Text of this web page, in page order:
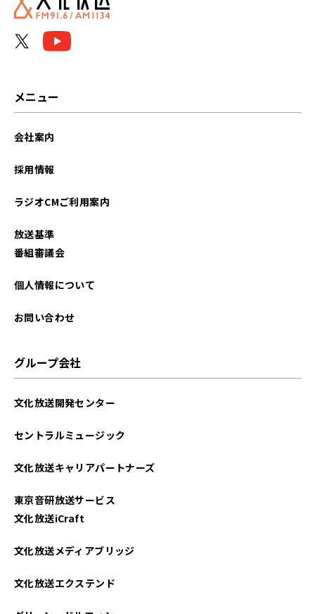
2023年03月
2022年12月
2022年07月
2022年06月
2022年05月
メニュー
会社案内
採用情報
ラジオCMご利用案内
放送基準
番組審議会
個人情報について
お問い合わせ
グループ会社
文化放送開発センター
セントラルミュージック
文化放送キャリアパートナーズ
東京音研放送サービス
文化放送iCraft
文化放送メディアブリッジ
文化放送エクステンド